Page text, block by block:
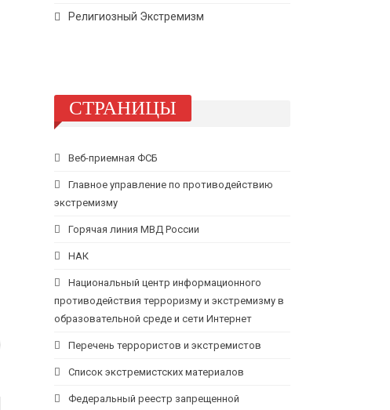
Религиозный Экстремизм
СТРАНИЦЫ
Веб-приемная ФСБ
Главное управление по противодействию
экстремизму
Горячая линия МВД России
НАК
Национальный центр информационного
противодействия терроризму и экстремизму в
образовательной среде и сети Интернет
Перечень террористов и экстремистов
Список экстремистских материалов
Федеральный реестр запрещенной